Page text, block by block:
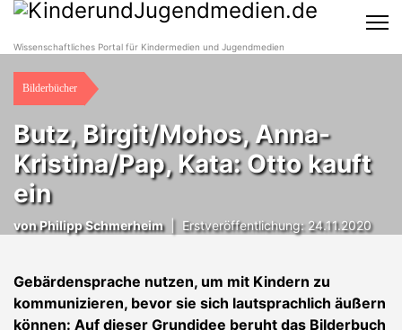
Wissenschaftliches Portal für Kindermedien und Jugendmedien
Bilderbücher
Butz, Birgit/Mohos, Anna-
Kristina/Pap, Kata: Otto kauft
ein
vonPhilipp Schmerheim| Erstveröffentlichung: 24.11.2020
Gebärdensprache nutzen, um mit Kindern zu
kommunizieren, bevor sie sich lautsprachlich äußern
können: Auf dieser Grundidee beruht das Bilderbuch